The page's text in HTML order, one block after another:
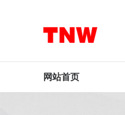
网站首页